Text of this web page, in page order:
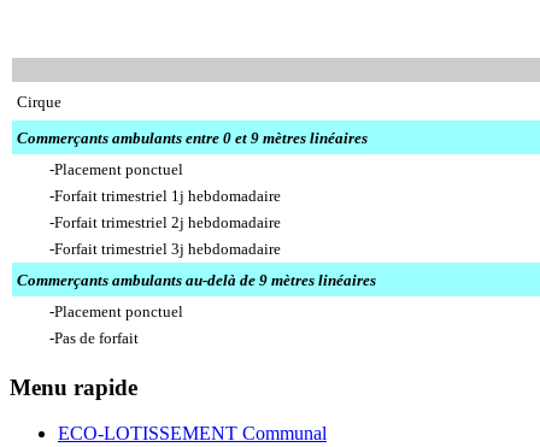
Cirque
Commerçants ambulants entre 0 et 9 mètres linéaires
-Placement ponctuel
-Forfait trimestriel 1j hebdomadaire
-Forfait trimestriel 2j hebdomadaire
-Forfait trimestriel 3j hebdomadaire
Commerçants ambulants au-delà de 9 mètres linéaires
-Placement ponctuel
-Pas de forfait
Menu rapide
ECO-LOTISSEMENT Communal